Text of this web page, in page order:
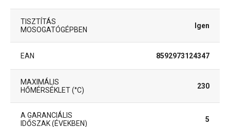
TISZTÍTÁS
MOSOGATÓGÉPBEN
Igen
EAN 8592973124347
MAXIMÁLIS
HŐMÉRSÉKLET (°C)
230
A GARANCIÁLIS
IDŐSZAK (ÉVEKBEN)
5